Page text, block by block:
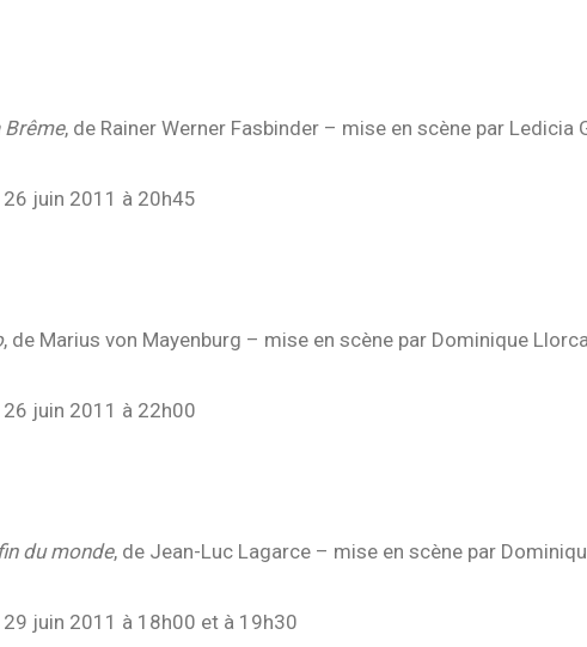
Brême, de Rainer Werner Fasbinder – mise en scène par Ledicia
26 juin 2011 à 20h45
, de Marius von Mayenburg – mise en scène par Dominique
26 juin 2011 à 22h00
du monde, de Jean-Luc Lagarce – mise en scène par
29 juin 2011 à 18h00 et à 19h30